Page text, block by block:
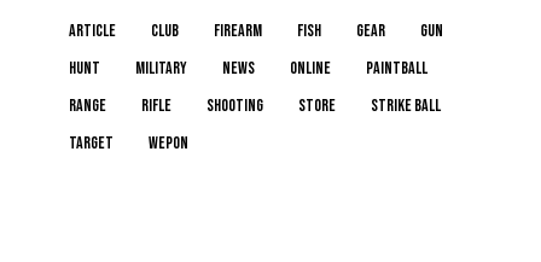
article club firearm fish gear
gun
hunt
military news online
paintball
range
rifle shooting store
strike ball
target
wepon